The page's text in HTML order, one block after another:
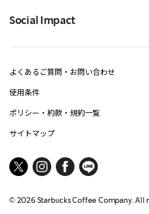
Social Impact
よくあるご質問・お問い合わせ
使用条件
ポリシー・約款・規約一覧
サイトマップ
© 2026Starbucks Coffee Company. All